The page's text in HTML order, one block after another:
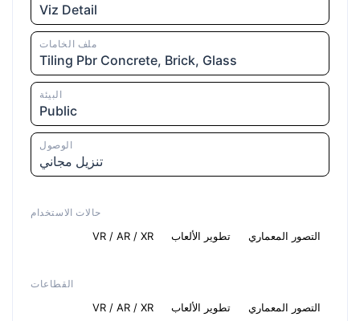
Viz Detail
ملف الخامات
Tiling Pbr Concrete, Brick, Glass
البيئة
Public
الوصول
تنزيل مجاني
حالات الاستخدام
التصور المعماري تطوير الألعاب VR / AR / XR
القطاعات
التصور المعماري تطوير الألعاب VR / AR / XR